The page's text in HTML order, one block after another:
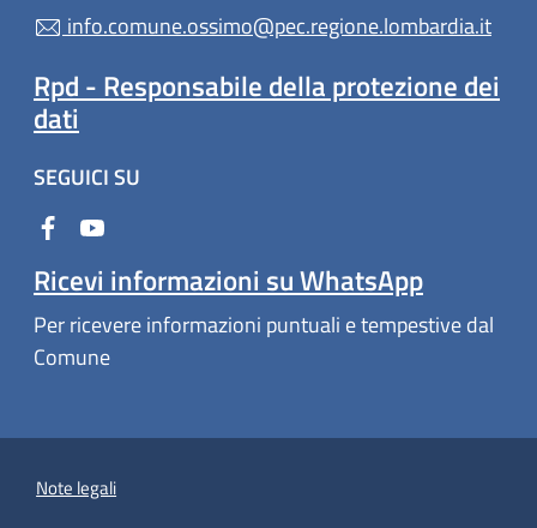
info.comune.ossimo@pec.regione.lombardia.it
Rpd - Responsabile della protezione dei
dati
SEGUICI SU
Ricevi informazioni su WhatsApp
Per ricevere informazioni puntuali e tempestive dal
Comune
Note legali